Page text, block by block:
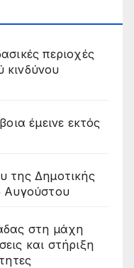
περιοχές
έμεινε εκτός
της Δημοτικής
Αυγούστου
στη μάχη
και στήριξη